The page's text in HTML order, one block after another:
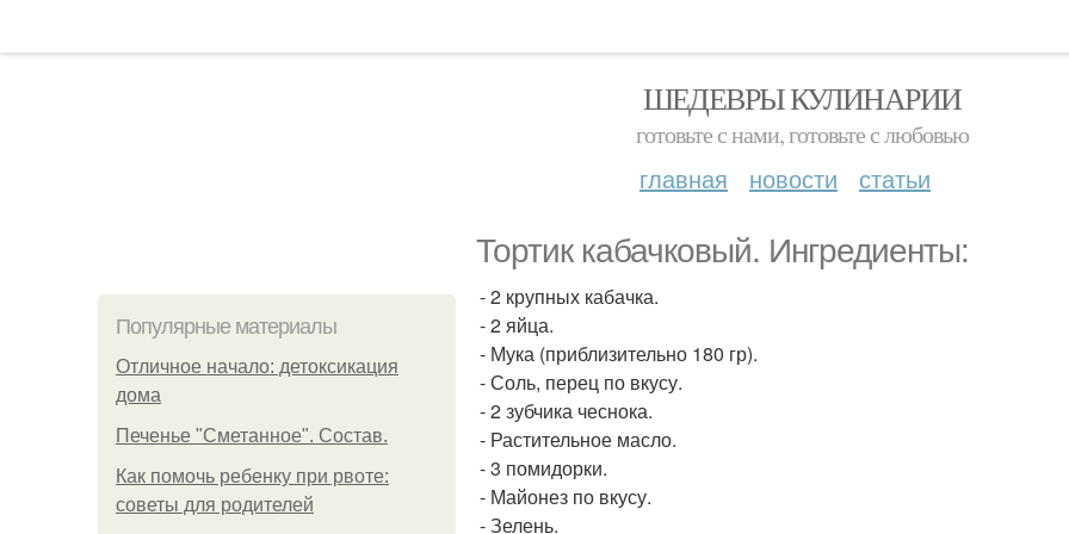
ШЕДЕВРЫ КУЛИНАРИИ
готовьте с нами, готовьте с любовью
главная новости статьи
Тортик кабачковый. Ингредиенты:
Популярные материалы
Отличное начало: детоксикация
дома
Печенье "Сметанное". Состав.
Как помочь ребенку при рвоте:
советы для родителей
- 2 крупных кабачка.
- 2 яйца.
- Мука (приблизительно 180 гр).
- Соль, перец по вкусу.
- 2 зубчика чеснока.
- Растительное масло.
- 3 помидорки.
- Майонез по вкусу.
- Зелень.